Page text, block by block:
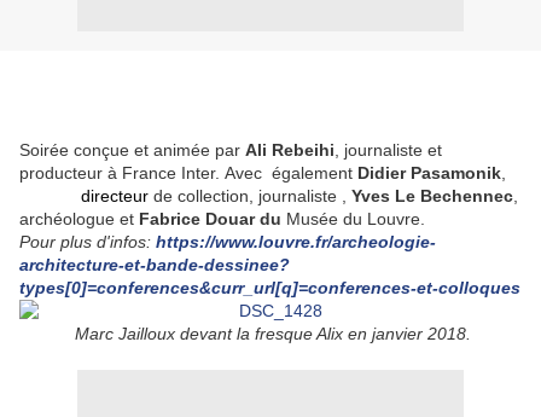
Soirée conçue et animée par Ali Rebeihi , journaliste et
producteur à France Inter. Avec également Didier Pasamonik
directeur de collection, journaliste , Yves Le Bechennec
archéologue et Fabrice Douar du Musée du Louvre.
Pour plus d'infos: https://www.louvre.fr/archeologie-
architecture-et-bande-dessinee?
types[0]=conferences&curr_url[q]=conferences-et-colloques
Marc Jailloux devant la fresque Alix en janvier 2018.